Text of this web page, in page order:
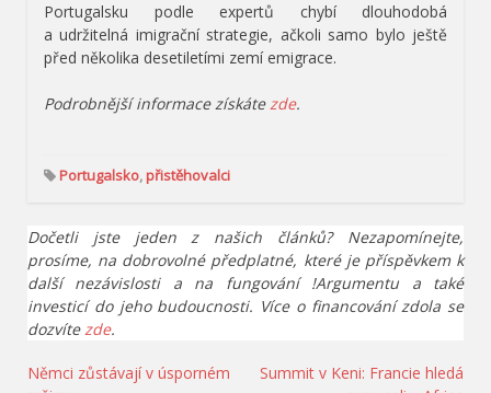
Portugalsku podle expertů chybí dlouhodobá
a udržitelná imigrační strategie, ačkoli samo bylo ještě
před několika desetiletími zemí emigrace.
Podrobnější informace získátezde.
Portugalsko,přistěhovalci
Dočetli jste jeden z našich článků? Nezapomínejte,
prosíme, na dobrovolné předplatné, které je příspěvkem k
další nezávislosti a na fungování !Argumentu a také
investicí do jeho budoucnosti. Více o financování zdola se
dozvítezde.
Navigace
Němci zůstávají v úsporném
Summit v Keni: Francie hledá